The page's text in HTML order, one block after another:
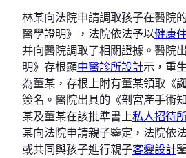
林某向法院申請調取孩子在醫院
醫學證明》，法院依法予以健康
并向醫院調取了相關證據。醫院
明》存根顯中醫診所設計示，重
為董某，存根上附有董某領取《
簽名。醫院出具的《剖宮產手術
某及董某在該批準書上私人招待
某向法院申請親子鑒定，法院依
或共同與孩子進行親子客變設計